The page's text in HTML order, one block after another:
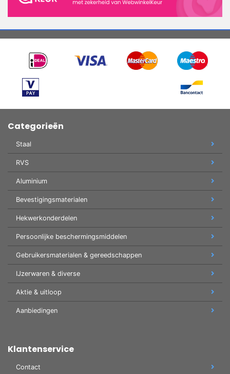
Categorieën
Staal
RVS
Aluminium
Bevestigingsmaterialen
Hekwerkonderdelen
Persoonlijke beschermingsmiddelen
Gebruikersmaterialen & gereedschappen
IJzerwaren & diverse
Aktie & uitloop
Aanbiedingen
Klantenservice
Contact